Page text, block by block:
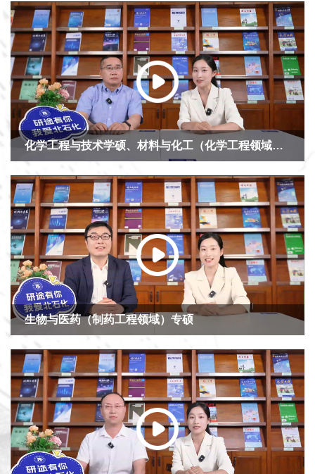
化学工程与技术学硕、材料与化工（化学工程领域）专硕
生物与医药（制药工程领域）专硕